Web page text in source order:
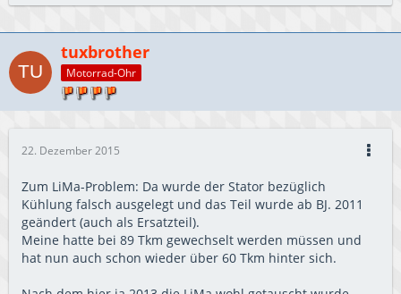
tuxbrother
Motorrad-Ohr
22. Dezember 2015
Zum LiMa-Problem: Da wurde der Stator bezüglich
Kühlung falsch ausgelegt und das Teil wurde ab BJ. 2011
geändert (auch als Ersatzteil).
Meine hatte bei 89 Tkm gewechselt werden müssen und
hat nun auch schon wieder über 60 Tkm hinter sich.